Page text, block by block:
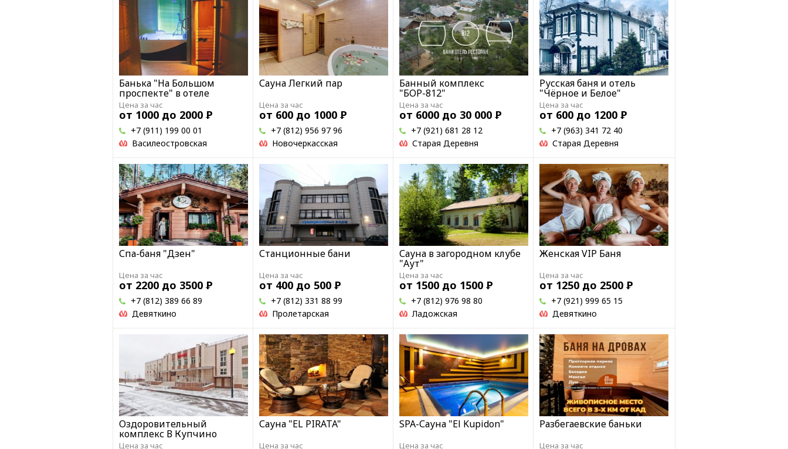
Банька "На Большом
проспекте" в отеле
Цена за час
от 1000 до 2000 Р
Василеостровская
+7 (911) 199 00 01
Сауна Легкий пар
Цена за час
от 600 до 1000 Р
Новочеркасская
+7 (812) 956 97 96
Банный комплекс
"БОР-812"
Цена за час
от 6000 до 30 000 Р
Старая Деревня
+7 (921) 681 28 12
Русская баня и отель
"Чёрное и Белое"
Цена за час
от 600 до 1200 Р
Старая Деревня
+7 (963) 341 72 40
Спа-баня "Дзен"
Цена за час
от 2200 до 3500 Р
Девяткино
+7 (812) 389 66 89
Станционные бани
Цена за час
от 400 до 500 Р
Пролетарская
+7 (812) 331 88 99
Сауна в загородном клубе
"Аут"
Цена за час
от 1500 до 1500 Р
Ладожская
+7 (812) 976 98 80
Женская VIP Баня
Цена за час
от 1250 до 2500 Р
Девяткино
+7 (921) 999 65 15
Оздоровительный
комплекс В Купчино
Цена за час
Сауна "EL PIRATA"
Цена за час
SPA-Сауна "El Kupidon"
Цена за час
Разбегаевские баньки
Цена за час